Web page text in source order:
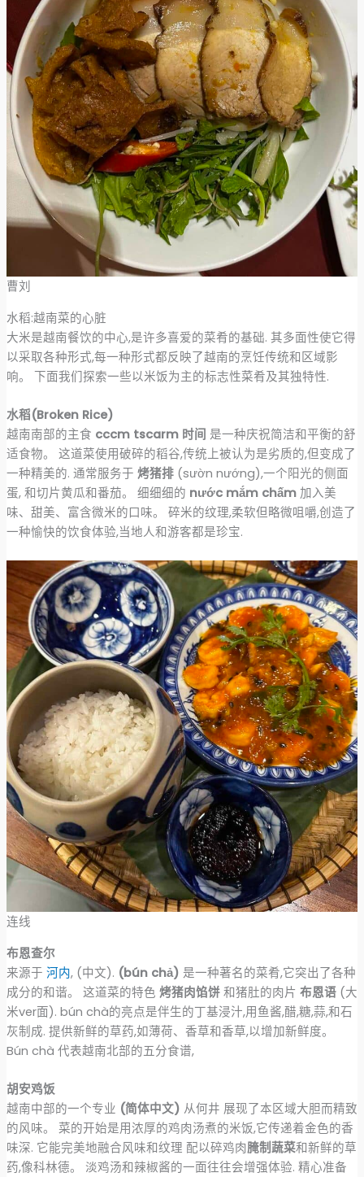
曹刘
水稻:越南菜的心脏
大米是越南餐饮的中心,是许多喜爱的菜肴的基础. 其多面性使它得
以采取各种形式,每一种形式都反映了越南的烹饪传统和区域影
响。 下面我们探索一些以米饭为主的标志性菜肴及其独特性.
水稻(Broken Rice)
越南南部的主食 cccm tscarm 时间 是一种庆祝简洁和平衡的舒
适食物。 这道菜使用破碎的稻谷,传统上被认为是劣质的,但变成了
一种精美的. 通常服务于 烤猪排(sườn nướng),一个阳光的侧面
蛋, 和切片黄瓜和番茄。 细细细的 nước mắm chấm加入美
味、甜美、富含微米的口味。 碎米的纹理,柔软但略微咀嚼,创造了
一种愉快的饮食体验,当地人和游客都是珍宝.
连线
布恩查尔
来源于 河内, (中文). (bún chả) 是一种著名的菜肴,它突出了各种
成分的和谐。 这道菜的特色 烤猪肉馅饼和猪肚的肉片 布恩语(大
米ver面). bún chà的亮点是伴生的丁基浸汁,用鱼酱,醋,糖,蒜,和石
灰制成. 提供新鲜的草药,如薄荷、香草和香草,以增加新鲜度。
Bún chà 代表越南北部的五分食谱,
胡安鸡饭
越南中部的一个专业 (简体中文) 从何井 展现了本区域大胆而精致
的风味。 菜的开始是用浓厚的鸡肉汤煮的米饭,它传递着金色的香
味深. 它能完美地融合风味和纹理 配以碎鸡肉腌制蔬菜和新鲜的草
药,像科林德。 淡鸡汤和辣椒酱的一面往往会增强体验. 精心准备